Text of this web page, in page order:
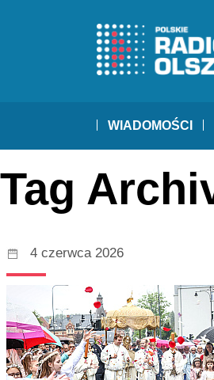
WIADOMOŚCI
Tag
4 czerwca 2026